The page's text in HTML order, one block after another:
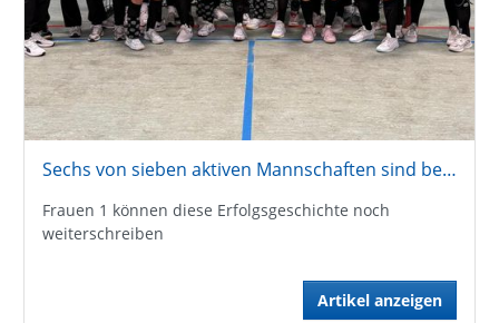
Sechs von sieben aktiven Mannschaften sind bereits aufgestiegen
Frauen 1 können diese Erfolgsgeschichte noch
weiterschreiben
Artikel anzeigen